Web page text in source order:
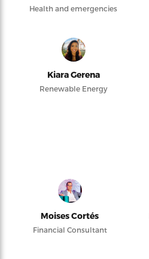
Health and emergencies
Kiara Gerena
Renewable Energy
Moises Cortés
Financial Consultant